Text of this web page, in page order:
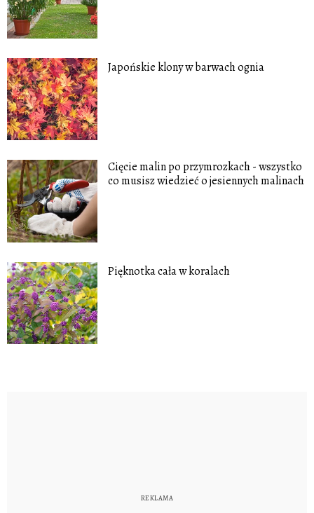
Japońskie klony w barwach ognia
Cięcie malin po przymrozkach - wszystko
co musisz wiedzieć o jesiennych malinach
Pięknotka cała w koralach